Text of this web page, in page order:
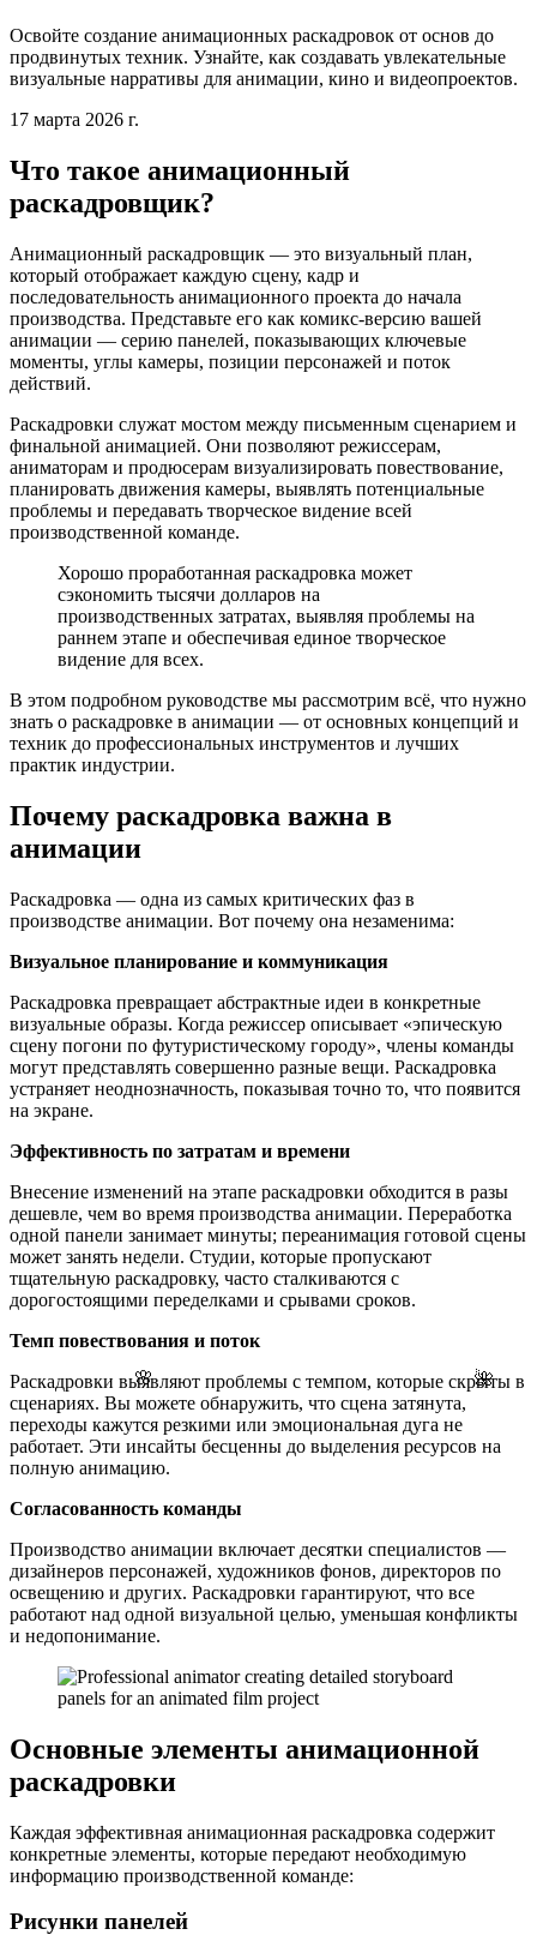
🌸 🌺
Освойте создание анимационных раскадровок от основ до
продвинутых техник. Узнайте, как создавать увлекательные
визуальные нарративы для анимации, кино и видеопроектов.
17 марта 2026 г.
Что такое анимационный
раскадровщик?
Анимационный раскадровщик — это визуальный план,
который отображает каждую сцену, кадр и
последовательность анимационного проекта до начала
производства. Представьте его как комикс-версию вашей
анимации — серию панелей, показывающих ключевые
моменты, углы камеры, позиции персонажей и поток
действий.
Раскадровки служат мостом между письменным сценарием и
финальной анимацией. Они позволяют режиссерам,
аниматорам и продюсерам визуализировать повествование,
планировать движения камеры, выявлять потенциальные
проблемы и передавать творческое видение всей
производственной команде.
Хорошо проработанная раскадровка может
сэкономить тысячи долларов на
производственных затратах, выявляя проблемы на
раннем этапе и обеспечивая единое творческое
видение для всех.
В этом подробном руководстве мы рассмотрим всё, что нужно
знать о раскадровке в анимации — от основных концепций и
техник до профессиональных инструментов и лучших
практик индустрии.
Почему раскадровка важна в
анимации
Раскадровка — одна из самых критических фаз в
производстве анимации. Вот почему она незаменима:
Визуальное планирование и коммуникация
Раскадровка превращает абстрактные идеи в конкретные
визуальные образы. Когда режиссер описывает «эпическую
сцену погони по футуристическому городу», члены команды
могут представлять совершенно разные вещи. Раскадровка
устраняет неоднозначность, показывая точно то, что появится
на экране.
Эффективность по затратам и времени
Внесение изменений на этапе раскадровки обходится в разы
дешевле, чем во время производства анимации. Переработка
одной панели занимает минуты; переанимация готовой сцены
может занять недели. Студии, которые пропускают
тщательную раскадровку, часто сталкиваются с
дорогостоящими переделками и срывами сроков.
Темп повествования и поток
Раскадровки выявляют проблемы с темпом, которые скрыты в
сценариях. Вы можете обнаружить, что сцена затянута,
переходы кажутся резкими или эмоциональная дуга не
работает. Эти инсайты бесценны до выделения ресурсов на
полную анимацию.
Согласованность команды
Производство анимации включает десятки специалистов —
дизайнеров персонажей, художников фонов, директоров по
освещению и других. Раскадровки гарантируют, что все
работают над одной визуальной целью, уменьшая конфликты
и недопонимание.
Основные элементы анимационной
раскадровки
Каждая эффективная анимационная раскадровка содержит
конкретные элементы, которые передают необходимую
информацию производственной команде:
Рисунки панелей